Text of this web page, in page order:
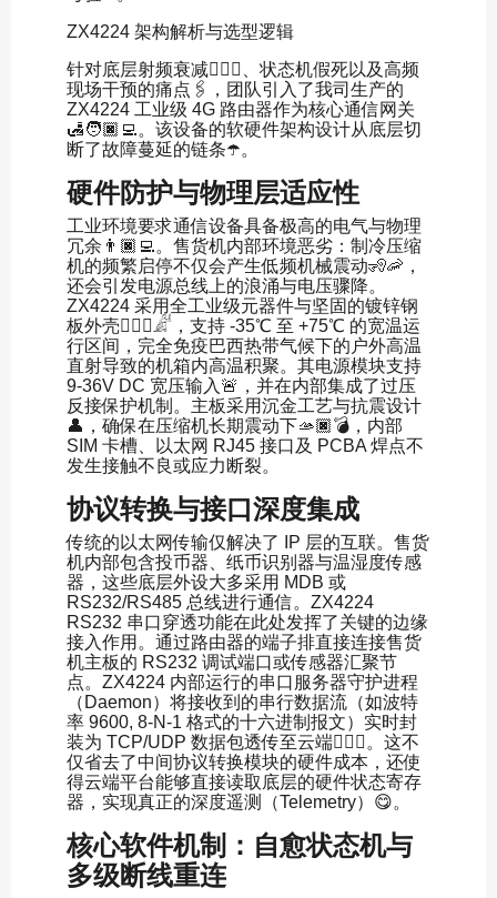
ZX4224 架构解析与选型逻辑
针对底层射频衰减🙋🏿‍♂️、状态机假死以及高频
现场干预的痛点🖇，团队引入了我司生产的
ZX4224 工业级 4G 路由器作为核心通信网关
🛃🧑🏿‍💻。该设备的软硬件架构设计从底层切
断了故障蔓延的链条☂️。
硬件防护与物理层适应性
工业环境要求通信设备具备极高的电气与物理
冗余👨🏿‍💻。售货机内部环境恶劣：制冷压缩
机的频繁启停不仅会产生低频机械震动🧏🦐，
还会引发电源总线上的浪涌与电压骤降。
ZX4224 采用全工业级元器件与坚固的镀锌钢
板外壳🤹🏽‍♂️𓀊，支持 -35℃ 至 +75℃ 的宽温运
行区间，完全免疫巴西热带气候下的户外高温
直射导致的机箱内高温积聚。其电源模块支持
9-36V DC 宽压输入🚨，并在内部集成了过压
反接保护机制。主板采用沉金工艺与抗震设计
👤，确保在压缩机长期震动下🫴🏿💣，内部
SIM 卡槽、以太网 RJ45 接口及 PCBA 焊点不
发生接触不良或应力断裂。
协议转换与接口深度集成
传统的以太网传输仅解决了 IP 层的互联。售货
机内部包含投币器、纸币识别器与温湿度传感
器，这些底层外设大多采用 MDB 或
RS232/RS485 总线进行通信。ZX4224
RS232 串口穿透功能在此处发挥了关键的边缘
接入作用。通过路由器的端子排直接连接售货
机主板的 RS232 调试端口或传感器汇聚节
点。ZX4224 内部运行的串口服务器守护进程
（Daemon）将接收到的串行数据流（如波特
率 9600, 8-N-1 格式的十六进制报文）实时封
装为 TCP/UDP 数据包透传至云端🧚🏽‍♀️。这不
仅省去了中间协议转换模块的硬件成本，还使
得云端平台能够直接读取底层的硬件状态寄存
器，实现真正的深度遥测（Telemetry）😋。
核心软件机制：自愈状态机与
多级断线重连